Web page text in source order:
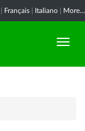
Français Italiano More...